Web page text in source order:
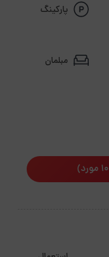
پارکینگ
مبلمان